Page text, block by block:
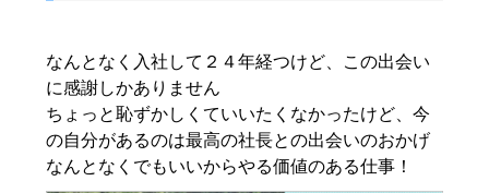
なんとなく入社して２４年経つけど、この出会い
に感謝しかありません
ちょっと恥ずかしくていいたくなかったけど、今
の自分があるのは最高の社長との出会いのおかげ
なんとなくでもいいからやる価値のある仕事！